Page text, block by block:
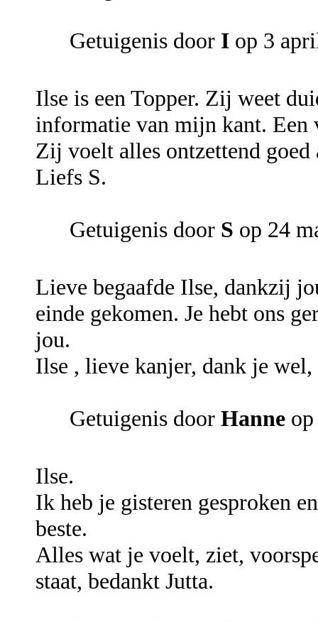
Getuigenis door I op 3
Ilse is een Topper. Zij weet
informatie van mijn kant. Een
Zij voelt alles ontzettend goed
Liefs S.
Getuigenis door S op 24
Lieve begaafde Ilse, dankzij
einde gekomen. Je hebt ons
jou.
Ilse , lieve kanjer, dank je
Getuigenis door Hanne
Ilse.
Ik heb je gisteren gesproken
beste.
Alles wat je voelt, ziet,
staat, bedankt Jutta.